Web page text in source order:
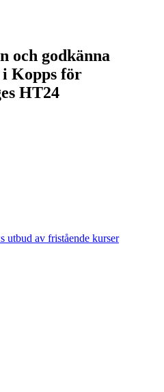
och godkänna
Kopps för
HT24
av fristående kurser